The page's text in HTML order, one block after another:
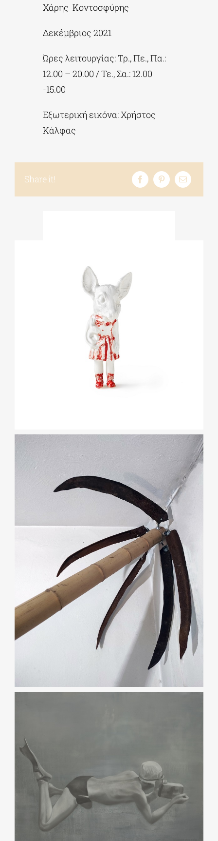
Χάρης Κοντοσφύρης
Δεκέμβριος 2021
Ώρες λειτουργίας: Τρ., Πε., Πα.:
12.00 – 20.00 / Τε., Σα.: 12.00
-15.00
Εξωτερική εικόνα: Χρήστος
Κάλφας
Share it!